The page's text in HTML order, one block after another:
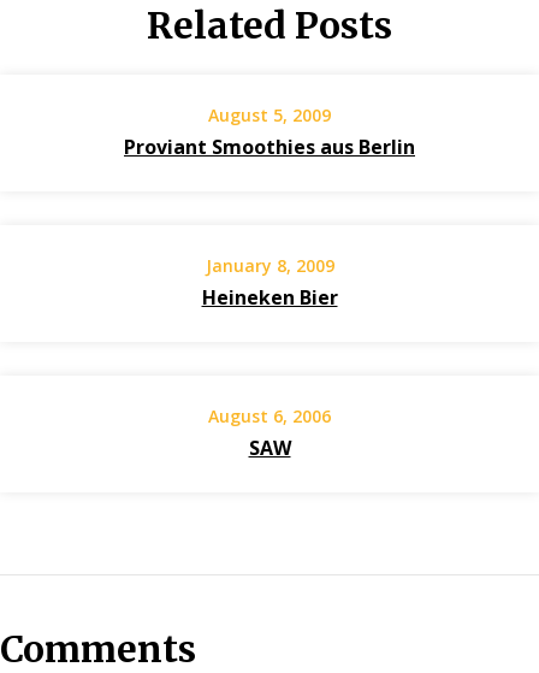
Related Posts
August 5, 2009
Proviant Smoothies aus Berlin
January 8, 2009
Heineken Bier
August 6, 2006
SAW
Comments